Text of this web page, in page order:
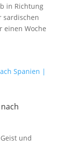
in Richtung
sardischen
einen Woche
und